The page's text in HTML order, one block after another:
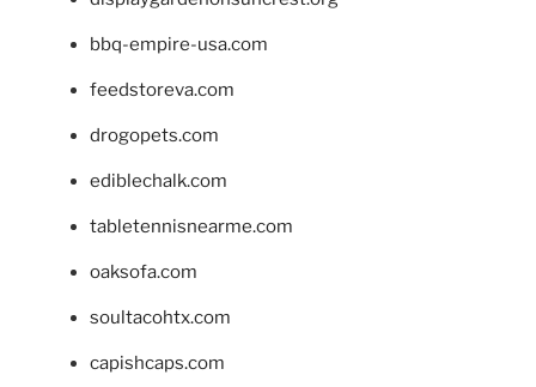
bbq-empire-usa.com
feedstoreva.com
drogopets.com
ediblechalk.com
tabletennisnearme.com
oaksofa.com
soultacohtx.com
capishcaps.com